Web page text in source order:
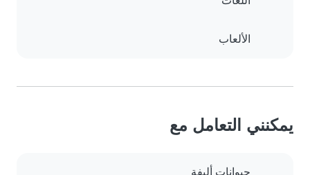
الألعاب
يمكنني التعامل مع
حيوانات أليفة